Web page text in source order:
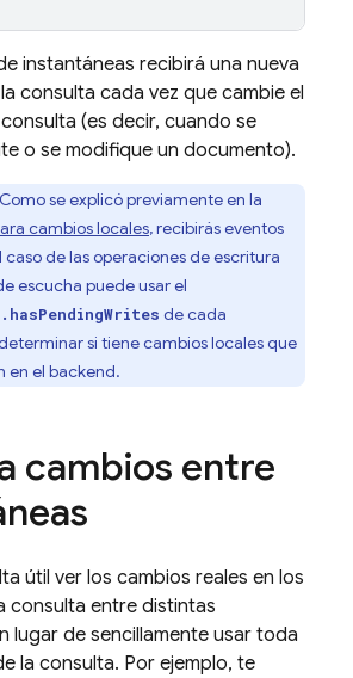
instantáneas recibirá una nueva
consulta cada vez que cambie el
(es decir, cuando se
o se modifique un documento).
se explicó previamente en la
cambios locales, recibirás eventos
caso de las operaciones de escritura
escucha puede usar el
de cada
si tiene cambios locales que
en el backend.
cambios entre
útil ver los cambios reales en los
consulta entre distintas
lugar de sencillamente usar toda
la consulta. Por ejemplo, te